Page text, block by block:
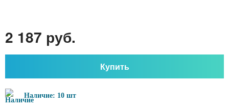
2 187 руб.
Купить
Наличие: 10 шт